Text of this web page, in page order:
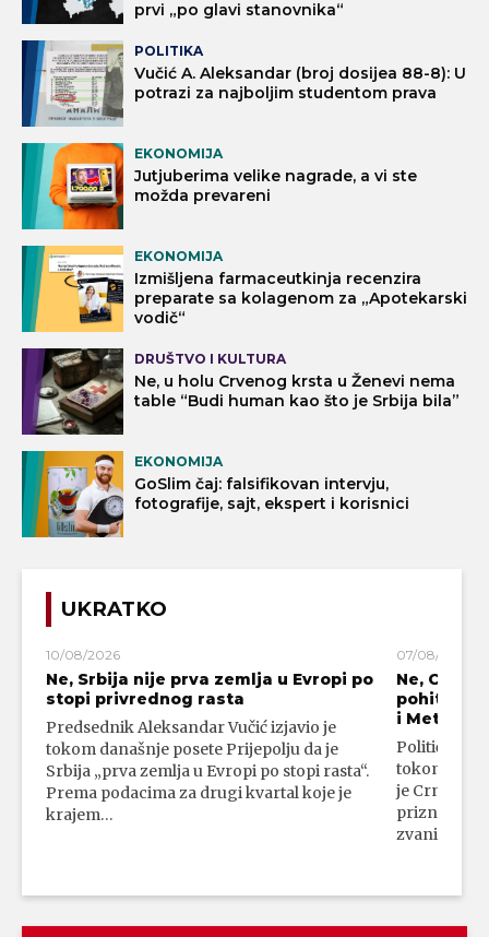
prvi „po glavi stanovnika“
POLITIKA
Vučić A. Aleksandar (broj dosijea 88-8): U
potrazi za najboljim studentom prava
EKONOMIJA
Jutjuberima velike nagrade, a vi ste
možda prevareni
EKONOMIJA
Izmišljena farmaceutkinja recenzira
preparate sa kolagenom za „Apotekarski
vodič“
DRUŠTVO I KULTURA
Ne, u holu Crvenog krsta u Ženevi nema
table “Budi human kao što je Srbija bila”
EKONOMIJA
GoSlim čaj: falsifikovan intervju,
fotografije, sajt, ekspert i korisnici
UKRATKO
10/08/2026
Ne, Srbija nije prva zemlja u Evropi po
stopi privrednog rasta
Predsednik Aleksandar Vučić izjavio je
tokom današnje posete Prijepolju da je
Srbija „prva zemlja u Evropi po stopi rasta“.
Prema podacima za drugi kvartal koje je
krajem…
07/08/2026
Ne, Crna
pohitala
i
Politički
tokom
je Crna
prizna
zvaničnom